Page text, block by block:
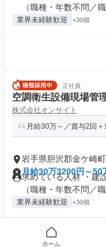
（職種・年数不問／
業界未経験歓迎 +30個
正社員
空調衛生設備現場管
株式会社オンサイト
月給30万～／賞与2回
岩手県胆沢郡金ケ崎
月給30万3200円～50
求めている人材 ・建
（職種・年数不問／
業界未経験歓迎 +30個
ホーム